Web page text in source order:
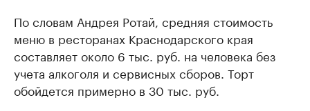
По словам Андрея Ротай, средняя стоимость
меню в ресторанах Краснодарского края
составляет около 6 тыс. руб. на человека без
учета алкоголя и сервисных сборов. Торт
обойдется примерно в 30 тыс. руб.